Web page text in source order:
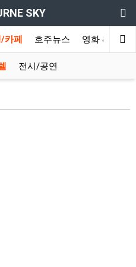
SKY
카페 호주뉴스 영화 & TV보
전시/공연